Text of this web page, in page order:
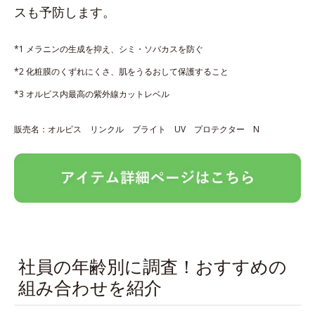
スも予防します。
*1 メラニンの生成を抑え、シミ・ソバカスを防ぐ
*2 化粧膜のくずれにくさ、肌をうるおして保護すること
*3 オルビス内最高の紫外線カットレベル
販売名：オルビス リンクル ブライト UV プロテクター N
社員の年齢別に調査！おすすめの
組み合わせを紹介